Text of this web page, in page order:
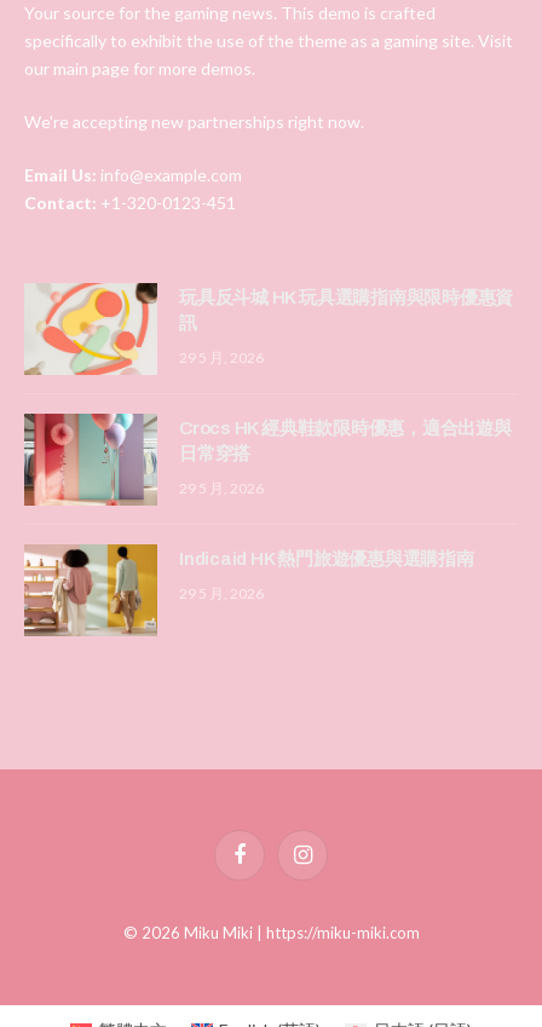
Your source for the gaming news. This demo is crafted
specifically to exhibit the use of the theme as a gaming site. Visit
our main page for more demos.
We're accepting new partnerships right now.
Email Us: info@example.com
Contact: +1-320-0123-451
玩具反斗城 HK 玩具選購指南與限時優惠資
訊
29 5 月, 2026
Crocs HK 經典鞋款限時優惠，適合出遊與
日常穿搭
29 5 月, 2026
Indicaid HK 熱門旅遊優惠與選購指南
29 5 月, 2026
FacebookInstagram
© 2026 Miku Miki | https://miku-miki.com